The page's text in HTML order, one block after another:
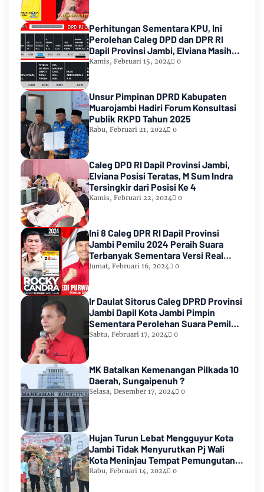
Perhitungan Sementara KPU, Ini
Perolehan Caleg DPD dan DPR RI
Dapil Provinsi Jambi, Elviana Masih
Urutan Kedua Teratas
Kamis, Februari 15, 2024 0
Unsur Pimpinan DPRD Kabupaten
Muarojambi Hadiri Forum Konsultasi
Publik RKPD Tahun 2025
Rabu, Februari 21, 2024 0
Caleg DPD RI Dapil Provinsi Jambi,
Elviana Posisi Teratas, M Sum Indra
Tersingkir dari Posisi Ke 4
Kamis, Februari 22, 2024 0
Ini 8 Caleg DPR RI Dapil Provinsi
Jambi Pemilu 2024 Peraih Suara
Terbanyak Sementara Versi Real
Count KPU RI
Jumat, Februari 16, 2024 0
Ir Daulat Sitorus Caleg DPRD Provinsi
Jambi Dapil Kota Jambi Pimpin
Sementara Perolehan Suara Pemilu
2024
Sabtu, Februari 17, 2024 0
MK Batalkan Kemenangan Pilkada 10
Daerah, Sungaipenuh ?
Selasa, Desember 17, 2024 0
Hujan Turun Lebat Mengguyur Kota
Jambi Tidak Menyurutkan Pj Wali
Kota Meninjau Tempat Pemungutan
Suara Pemilu 2024
Rabu, Februari 14, 2024 0